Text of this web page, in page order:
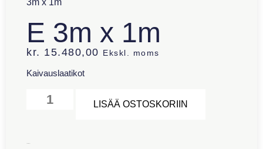
3m x 1m
E 3m x 1m
kr. 15.480,00 Ekskl. moms
Kaivauslaatikot
LISÄÄ OSTOSKORIIN